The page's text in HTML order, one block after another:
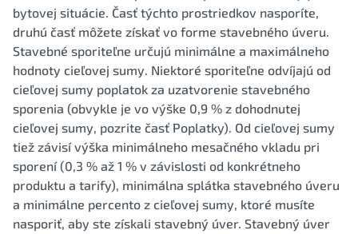
bytovej situácie. Časť týchto prostriedkov nasporíte,
druhú časť môžete získať vo forme stavebného úveru.
Stavebné sporiteľne určujú minimálne a maximálneho
hodnoty cieľovej sumy. Niektoré sporiteľne odvíjajú od
cieľovej sumy poplatok za uzatvorenie stavebného
sporenia (obvykle je vo výške 0,9 % z dohodnutej
cieľovej sumy, pozrite časť Poplatky). Od cieľovej sumy
tiež závisí výška minimálneho mesačného vkladu pri
sporení (0,3 % až 1 % v závislosti od konkrétneho
produktu a tarify), minimálna splátka stavebného úveru
a minimálne percento z cieľovej sumy, ktoré musíte
nasporiť, aby ste získali stavebný úver. Stavebný úver